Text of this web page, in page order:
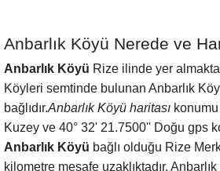
Anbarlık Köyü Nerede ve
Anbarlık Köyü Rize ilinde yer
Köyleri semtinde bulunan Anbarlık
bağlıdır.Anbarlık Köyü haritası
Kuzey ve 40° 32' 21.7500'' Doğu gps
Anbarlık Köyü bağlı olduğu Rize
kilometre mesafe uzaklıktadır.